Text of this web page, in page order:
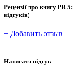
Рецензії про книгу PR
відгуків)
+ Добавить отзыв
Написати відгук